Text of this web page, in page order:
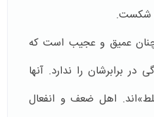
شکست.
عمیق و عجیب است که
برابرشان را ندارد. آنها
اهل ضعف و انفعال